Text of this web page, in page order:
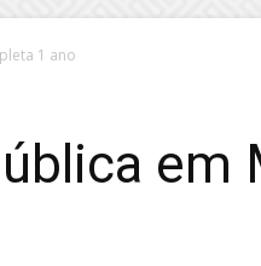
1 ano
em